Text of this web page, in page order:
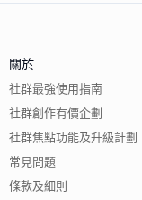
關於
社群最強使用指南
社群創作有價企劃
社群焦點功能及升級計劃
常見問題
條款及細則